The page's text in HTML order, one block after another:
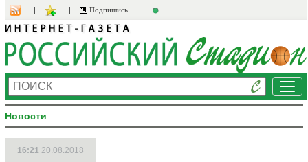
Подпишись
Новости
16:21 20.08.2018